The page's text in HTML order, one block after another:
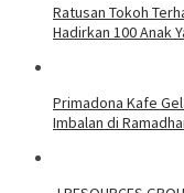
Ratusan Tokoh
Hadirkan 100 Anak
Primadona Kafe
Imbalan di